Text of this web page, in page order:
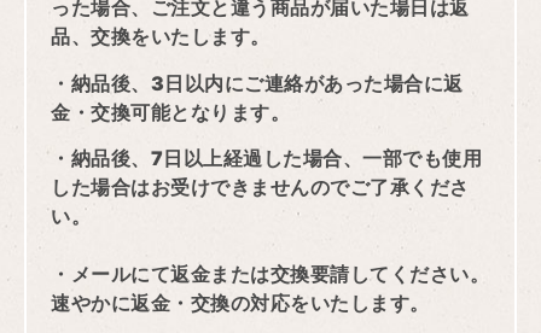
った場合、ご注文と違う商品が届いた場日は返
品、交換をいたします。
・納品後、3日以内にご連絡があった場合に返
金・交換可能となります。
・納品後、7日以上経過した場合、一部でも使用
した場合はお受けできませんのでご了承くださ
い。
・メールにて返金または交換要請してください。
速やかに返金・交換の対応をいたします。